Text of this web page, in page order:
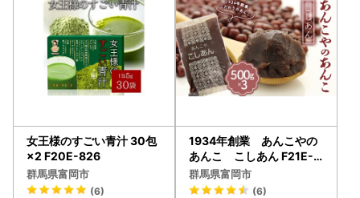
女王様のすごい青汁 30包
×2 F20E-826
群馬県富岡市
(6)
1934年創業 あんこやの
あんこ こしあん F21E-0
81
群馬県富岡市
(6)